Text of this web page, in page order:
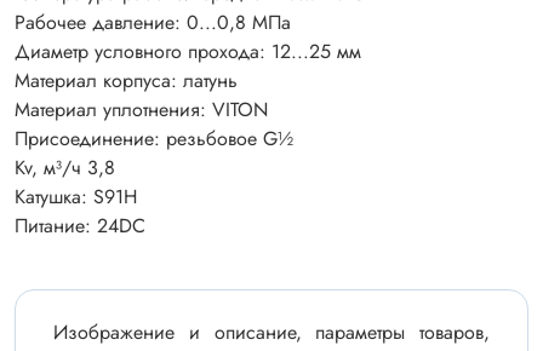
Рабочее давление: 0...0,8 МПа
Диаметр условного прохода: 12...25 мм
Материал корпуса: латунь
Материал уплотнения: VITON
Присоединение: резьбовое G½
Kv, м³/ч 3,8
Катушка: S91H
Питание: 24DC
Изображение и описание, параметры товаров,